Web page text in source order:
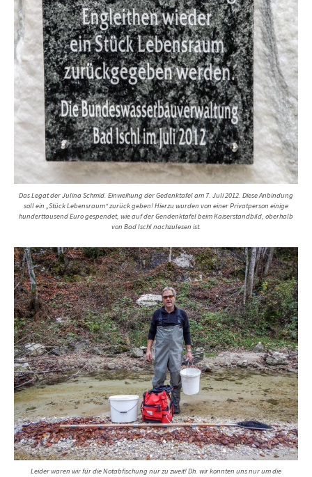
Das Legat der Julina Schmid. Einweihung der Gedenktafel am 7. Juli 2012. Diese Anbindung
soll ein „Stück Lebensraum“ zurück geben! Hierzu wurden von einer Privatperson einige
hunderttausend Euro gespendet, wie auf der Gendenktafel beim Kaiserstandbild, oberhalb
von Bad Ischl nachzulesen ist.
Leider waren wir für die Notabfischung nur zu zweit! Dh. wir konnten uns nur um die